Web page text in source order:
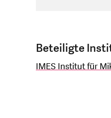
Beteiligte
IMES Institut für